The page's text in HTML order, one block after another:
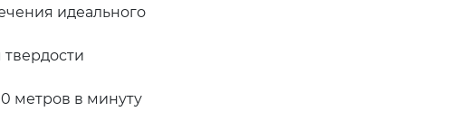
идеального
метров в минуту